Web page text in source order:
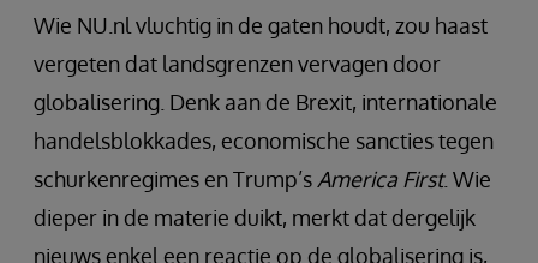
Wie NU.nl vluchtig in de gaten houdt, zou haast
vergeten dat landsgrenzen vervagen door
globalisering. Denk aan de Brexit, internationale
handelsblokkades, economische sancties tegen
schurkenregimes en Trump’s America First. Wie
dieper in de materie duikt, merkt dat dergelijk
nieuws enkel een reactie op de globalisering is,